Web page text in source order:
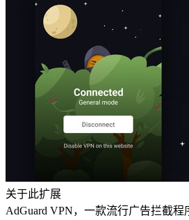
关于此扩展
AdGuard VPN，一款流行广告拦截